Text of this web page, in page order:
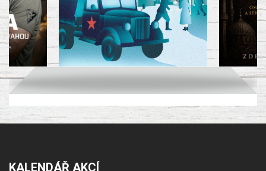
KALENDÁŘ AKCÍ